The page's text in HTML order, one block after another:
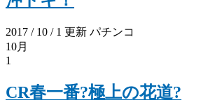
2017 / 10 / 1 更新 パチンコ
10月
1
CR春一番?極上の花道?